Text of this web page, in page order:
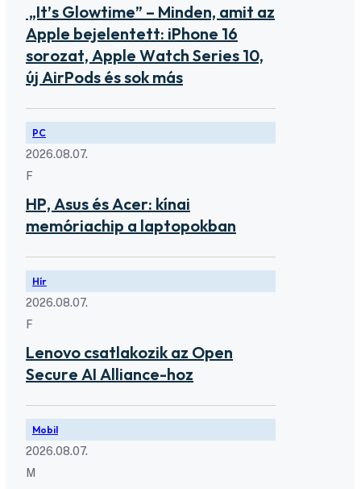
„It’s Glowtime” – Minden, amit az
Apple bejelentett: iPhone 16
sorozat, Apple Watch Series 10,
új AirPods és sok más
PC
2026.08.07.
F
HP, Asus és Acer: kínai
memóriachip a laptopokban
Hír
2026.08.07.
F
Lenovo csatlakozik az Open
Secure AI Alliance-hoz
Mobil
2026.08.07.
M